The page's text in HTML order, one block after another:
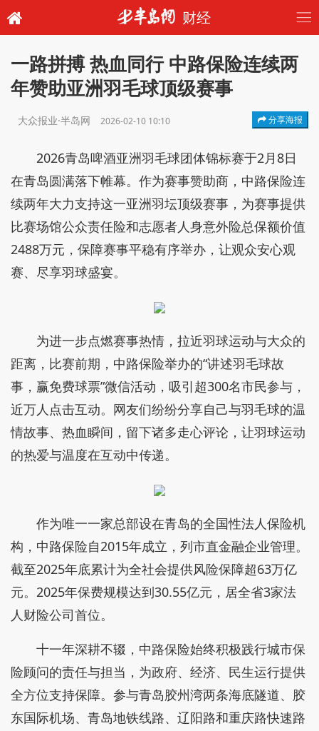
财经
一路拼搏 热血同行 中路保险连续两
年赞助亚洲羽毛球顶级赛事
大众报业·半岛网 2026-02-10 10:10 分享海报
2026青岛啤酒亚洲羽毛球团体锦标赛于2月8日
在青岛圆满落下帷幕。作为赛事赞助商，中路保险连
续两年大力支持这一亚洲羽坛顶级赛事，为赛事提供
比赛场馆公众责任险和志愿者人身意外险总保额价值
2488万元，保障赛事平稳有序举办，让观众安心观
赛、尽享羽球盛宴。
为进一步点燃赛事热情，拉近羽球运动与大众的
距离，比赛前期，中路保险举办的“讲述羽毛球故
事，赢免费球票”微信活动，吸引超300名市民参与，
近万人点击互动。网友们纷纷分享自己与羽毛球的温
情故事、热血瞬间，留下诸多走心评论，让羽球运动
的热爱与温度在互动中传递。
作为唯一一家总部设在青岛的全国性法人保险机
构，中路保险自2015年成立，列市直金融企业管理。
截至2025年底累计为全社会提供风险保障超63万亿
元。2025年保费规模达到30.55亿元，居全省3家法
人财险公司首位。
十一年深耕不辍，中路保险始终积极践行城市保
险顾问的责任与担当，为政府、经济、民生运行提供
全方位支持保障。参与青岛胶州湾两条海底隧道、胶
东国际机场、青岛地铁线路、辽阳路和重庆路快速路